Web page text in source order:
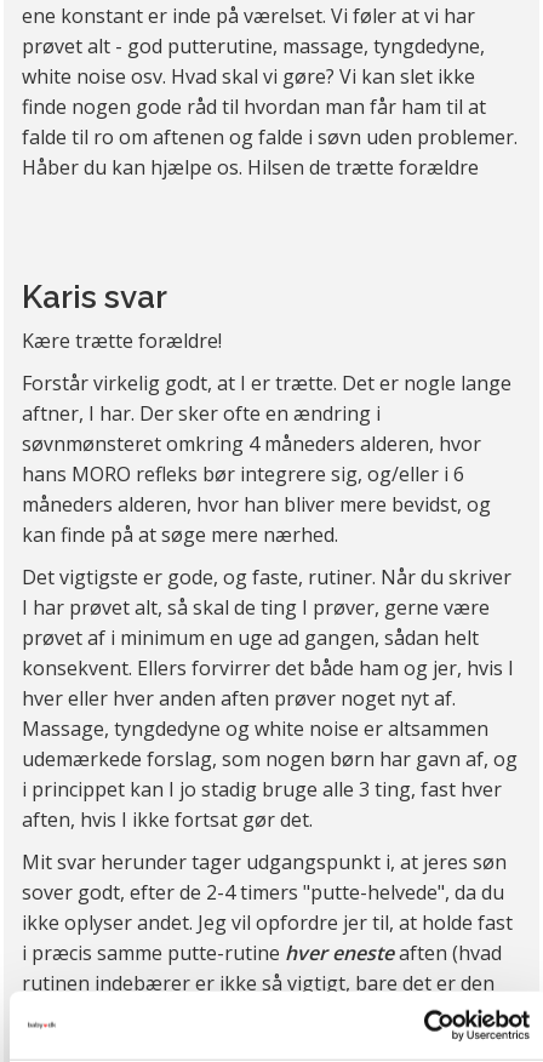
ene konstant er inde på værelset. Vi føler at vi har
prøvet alt - god putterutine, massage, tyngdedyne,
white noise osv. Hvad skal vi gøre? Vi kan slet ikke
finde nogen gode råd til hvordan man får ham til at
falde til ro om aftenen og falde i søvn uden problemer.
Håber du kan hjælpe os. Hilsen de trætte forældre
Karis svar
Kære trætte forældre!
Forstår virkelig godt, at I er trætte. Det er nogle lange
aftner, I har. Der sker ofte en ændring i
søvnmønsteret omkring 4 måneders alderen, hvor
hans MORO refleks bør integrere sig, og/eller i 6
måneders alderen, hvor han bliver mere bevidst, og
kan finde på at søge mere nærhed.
Det vigtigste er gode, og faste, rutiner. Når du skriver
I har prøvet alt, så skal de ting I prøver, gerne være
prøvet af i minimum en uge ad gangen, sådan helt
konsekvent. Ellers forvirrer det både ham og jer, hvis I
hver eller hver anden aften prøver noget nyt af.
Massage, tyngdedyne og white noise er altsammen
udemærkede forslag, som nogen børn har gavn af, og
i princippet kan I jo stadig bruge alle 3 ting, fast hver
aften, hvis I ikke fortsat gør det.
Mit svar herunder tager udgangspunkt i, at jeres søn
sover godt, efter de 2-4 timers "putte-helvede", da du
ikke oplyser andet. Jeg vil opfordre jer til, at holde fast
i præcis samme putte-rutine hver enesteaften (hvad
rutinen indebærer er ikke så vigtigt, bare det er den
samme hver dag). Også når I går ind til ham de mange
gange i timen, prøver I at gøre det samme hver gang.